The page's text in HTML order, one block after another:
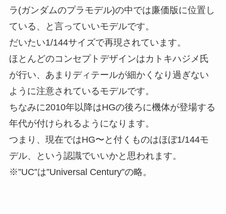
ラ(ガンダムのプラモデル)の中では廉価版に位置し
ている、と言っていいモデルです。
だいたい1/144サイズで再現されています。
ほとんどのコンセプトデザインはカトキハジメ氏
が行い、あまりディテールが細かくなり過ぎない
ように注意されているモデルです。
ちなみに2010年以降はHGの後ろに機体が登場する
年代が付けられるようになります。
つまり、現在ではHG〜と付くものはほぼ1/144モ
デル、という認識でいいかと思われます。
※”UC”は”Universal Century”の略。